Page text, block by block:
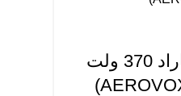
خازن 5 میکروفاراد 370 ولت